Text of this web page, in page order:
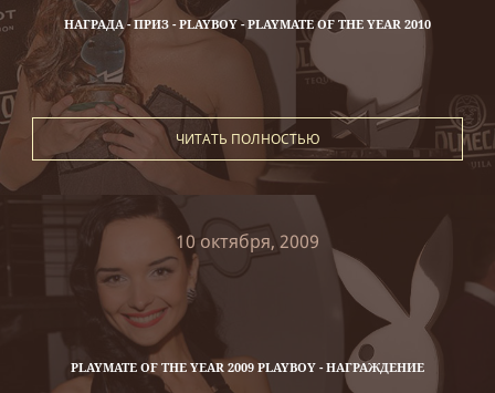
НАГРАДА - ПРИЗ - PLAYBOY - PLAYMATE OF THE YEAR 2010
ЧИТАТЬ ПОЛНОСТЬЮ
10 октября, 2009
PLAYMATE OF THE YEAR 2009 PLAYBOY - НАГРАЖДЕНИЕ